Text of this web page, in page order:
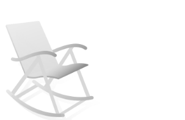
制，堪称“在太空中绣花”，高效
真空环境适应性......每个问题都
键技术难题。一次次故障，一次
成了反复“想缺陷、想漏洞”的双